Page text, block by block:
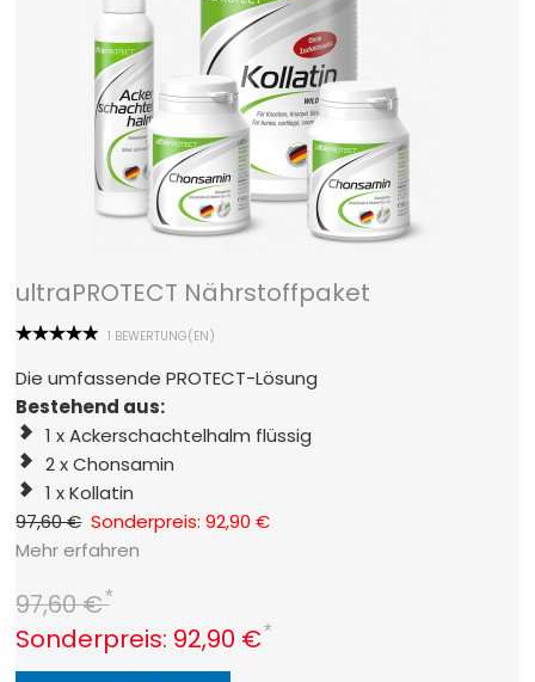
ultraPROTECT Nährstoffpaket
1 BEWERTUNG(EN)
Die umfassende PROTECT-Lösung
Bestehend aus:
1 x Ackerschachtelhalm flüssig
2 x Chonsamin
1 x Kollatin
97,60 € Sonderpreis: 92,90 €
Mehr erfahren
97,60 €*
Sonderpreis: 92,90 €*